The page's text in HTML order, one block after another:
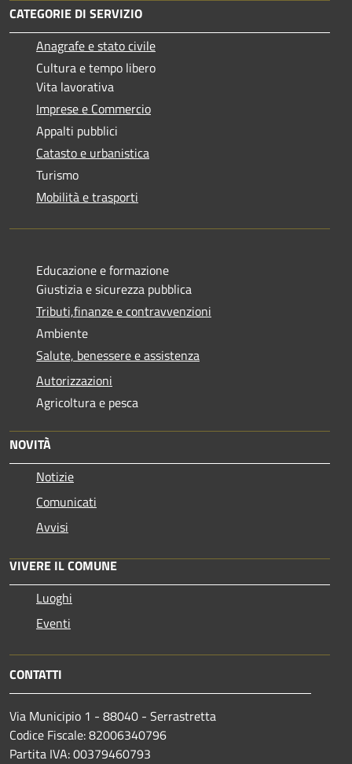
CATEGORIE DI SERVIZIO
Anagrafe e stato civile
Cultura e tempo libero
Vita lavorativa
Imprese e Commercio
Appalti pubblici
Catasto e urbanistica
Turismo
Mobilità e trasporti
Educazione e formazione
Giustizia e sicurezza pubblica
Tributi,finanze e contravvenzioni
Ambiente
Salute, benessere e assistenza
Autorizzazioni
Agricoltura e pesca
NOVITÀ
Notizie
Comunicati
Avvisi
VIVERE IL COMUNE
Luoghi
Eventi
CONTATTI
Via Municipio 1 - 88040 - Serrastretta
Codice Fiscale: 82006340796
Partita IVA: 00379460793